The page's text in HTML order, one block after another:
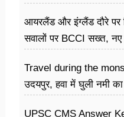
आयरलैंड और इंग्लैंड दौरे पर
सवालों पर BCCI सख्त, नए
Travel during the
उदयपुर, हवा में घुली नमी
UPSC CMS Answer